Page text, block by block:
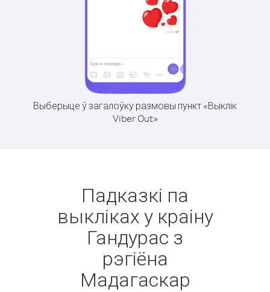
Выберыце ў загалоўку размовы пункт «Выклік
Viber Out»
Падказкі па
выкліках у краіну
Гандурас з
рэгіёна
Мадагаскар